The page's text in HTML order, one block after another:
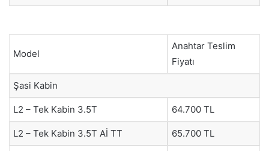
Model
Anahtar Teslim
Fiyatı
Şasi Kabin
L2 – Tek Kabin 3.5T 64.700 TL
L2 – Tek Kabin 3.5T Aİ TT 65.700 TL